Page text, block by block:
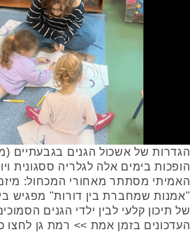
הגדרות של אשכול הגנים בגבעתיים
הופכות בימים אלה לגלריה ססגונית
האמיתי מסתתר מאחורי המכחול:
"אמנות שמחברת בין דורות" מפגיש
של תיכון קלעי לבין ילדי הגנים
העדכונים בזמן אמת >> רמת גן לחצו